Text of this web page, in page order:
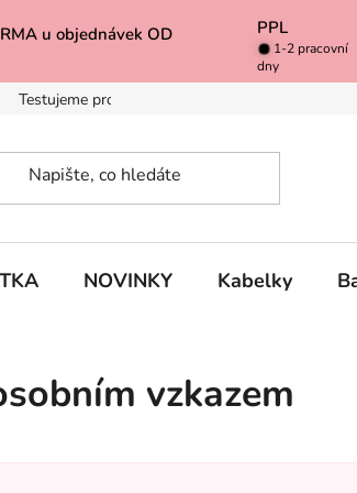
u objednávek OD
PPL
1-2 pracovní
dny
Testujeme pro Vás
NOVINKY Kabelky
vzkazem